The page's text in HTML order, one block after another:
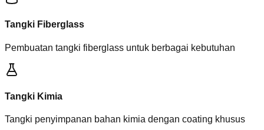
Tangki Fiberglass
Pembuatan tangki fiberglass untuk berbagai kebutuhan
Tangki Kimia
Tangki penyimpanan bahan kimia dengan coating khusus